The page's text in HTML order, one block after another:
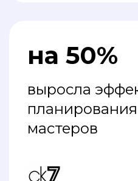
на 50%
выросла
мастеров